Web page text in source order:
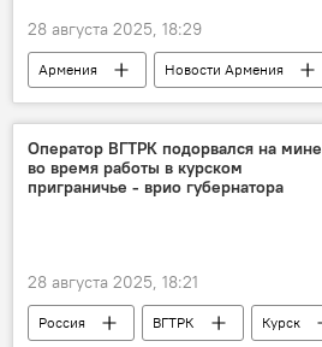
28 августа 2025, 18:29
Армения Новости Армения
МИД
Азербайджан
Оператор ВГТРК подорвался на мине
во время работы в курском
приграничье - врио губернатора
28 августа 2025, 18:21
Россия ВГТРК
Курск